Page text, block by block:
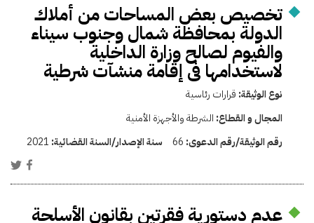
تخصيص بعض المساحات من أملاك
الدولة بمحافظة شمال وجنوب سيناء
والفيوم لصالح وزارة الداخلية
لاستخدامها فى إقامة منشآت شرطية
نوع الوثيقة: قرارات رئاسية
المجال و القطاع: الشرطة والأجهزة الأمنية
رقم الوثيقة/رقم الدعوى: 66 سنة الإصدار/السنة القضائية: 2021
عدم دستورية فقرتين بقانون الأسلحة